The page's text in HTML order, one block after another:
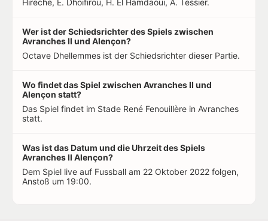
Wer ist der Schiedsrichter des Spiels zwischen
Avranches II und Alençon?
Octave Dhellemmes ist der Schiedsrichter dieser Partie.
Wo findet das Spiel zwischen Avranches II und
Alençon statt?
Das Spiel findet im Stade René Fenouillère in Avranches
statt.
Was ist das Datum und die Uhrzeit des Spiels
Avranches II Alençon?
Dem Spiel live auf Fussball am 22 Oktober 2022 folgen,
Anstoß um 19:00.